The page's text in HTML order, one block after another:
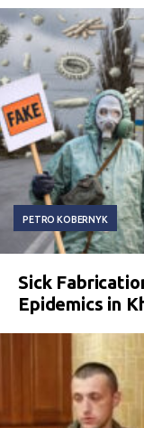
PETRO KOBERNYK
Sick
Epidemics in